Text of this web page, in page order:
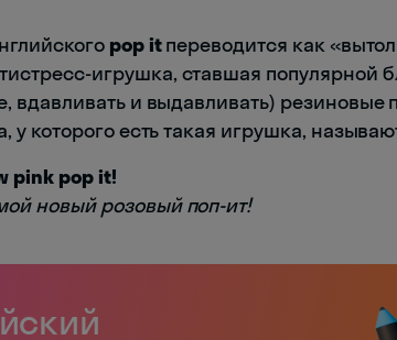
pop itпереводится как
игрушка, ставшая популярной
вдавливать и выдавливать)
у которого есть такая игрушка,
pink pop it!
новый розовый поп-ит!